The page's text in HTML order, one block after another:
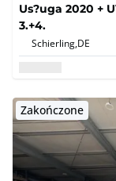
Us?uga 2020 +
3.+4.
Schierling,DE
Zakończone